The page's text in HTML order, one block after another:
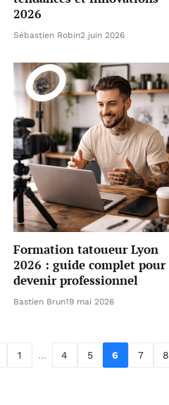
2026
Sébastien Robin2 juin 2026
Formation tatoueur Lyon
2026 : guide complet pour
devenir professionnel
Bastien Brun19 mai 2026
1 ... 4 5 6 7 8